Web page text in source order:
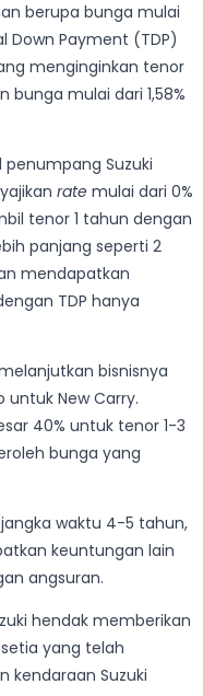
berupa bunga mulai
Down Payment (TDP)
menginginkan tenor
mulai dari 1,58%
Suzuki
rate mulai dari 0%
tenor 1 tahun dengan
panjang seperti 2
mendapatkan
TDP hanya
bisnisnya
untuk New Carry.
40% untuk tenor 1-3
bunga yang
waktu 4-5 tahun,
keuntungan lain
angsuran.
hendak memberikan
yang telah
kendaraan Suzuki